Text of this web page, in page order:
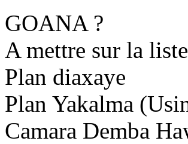
GOANA ?
A mettre sur la
Plan diaxaye
Plan Yakalma
Camara Demba